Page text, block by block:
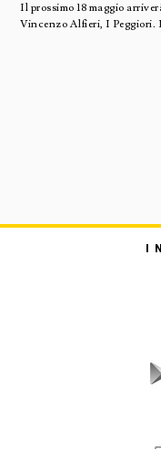
Il prossimo 18 maggio
Vincenzo Alfieri, I Peggiori.
I